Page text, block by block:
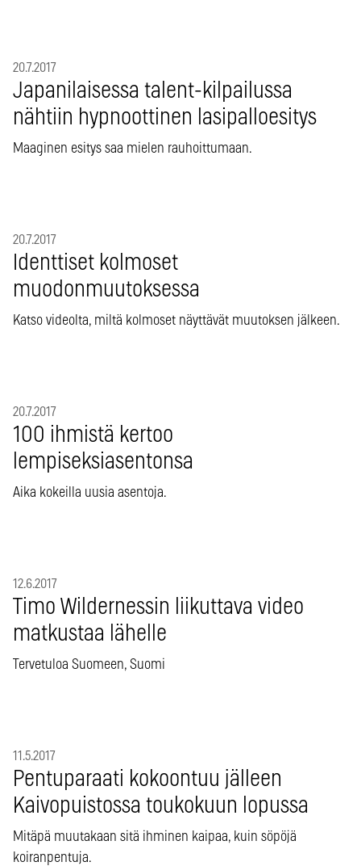
20.7.2017
Japanilaisessa talent-kilpailussa
nähtiin hypnoottinen lasipalloesitys
Maaginen esitys saa mielen rauhoittumaan.
20.7.2017
Identtiset kolmoset
muodonmuutoksessa
Katso videolta, miltä kolmoset näyttävät muutoksen jälkeen.
20.7.2017
100 ihmistä kertoo
lempiseksiasentonsa
Aika kokeilla uusia asentoja.
12.6.2017
Timo Wildernessin liikuttava video
matkustaa lähelle
Tervetuloa Suomeen, Suomi
11.5.2017
Pentuparaati kokoontuu jälleen
Kaivopuistossa toukokuun lopussa
Mitäpä muutakaan sitä ihminen kaipaa, kuin söpöjä
koiranpentuja.